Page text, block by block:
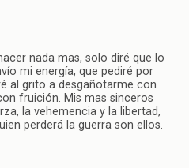
nada mas, solo diré que lo
mi energía, que pediré por
al grito a desgañotarme con
fruición. Mis mas sinceros
la vehemencia y la libertad,
perderá la guerra son ellos.